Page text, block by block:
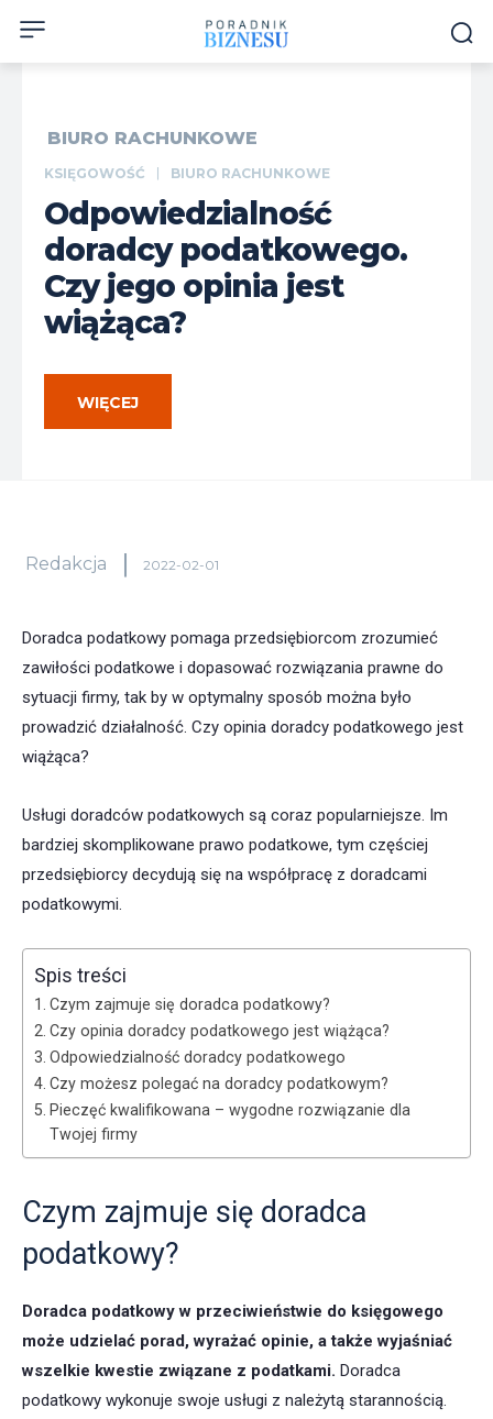
BIURO RACHUNKOWE
KSIĘGOWOŚĆ BIURO RACHUNKOWE
Odpowiedzialność
doradcy podatkowego.
Czy jego opinia jest
wiążąca?
WIĘCEJ
Redakcja 2022-02-01
Doradca podatkowy pomaga przedsiębiorcom zrozumieć
zawiłości podatkowe i dopasować rozwiązania prawne do
sytuacji firmy, tak by w optymalny sposób można było
prowadzić działalność. Czy opinia doradcy podatkowego jest
wiążąca?
Usługi doradców podatkowych są coraz popularniejsze. Im
bardziej skomplikowane prawo podatkowe, tym częściej
przedsiębiorcy decydują się na współpracę z doradcami
podatkowymi.
Spis treści
Czym zajmuje się doradca podatkowy?
Czy opinia doradcy podatkowego jest wiążąca?
Odpowiedzialność doradcy podatkowego
Czy możesz polegać na doradcy podatkowym?
Pieczęć kwalifikowana – wygodne rozwiązanie dla
Twojej firmy
Czym zajmuje się doradca
podatkowy?
Doradca podatkowy w przeciwieństwie do księgowego
może udzielać porad, wyrażać opinie, a także wyjaśniać
wszelkie kwestie związane z podatkami. Doradca
podatkowy wykonuje swoje usługi z należytą starannością.